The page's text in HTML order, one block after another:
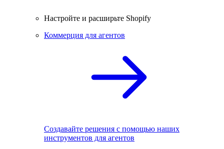
Настройте и расширьте Shopify
Коммерция для агентов
Создавайте решения с помощью наших
инструментов для агентов